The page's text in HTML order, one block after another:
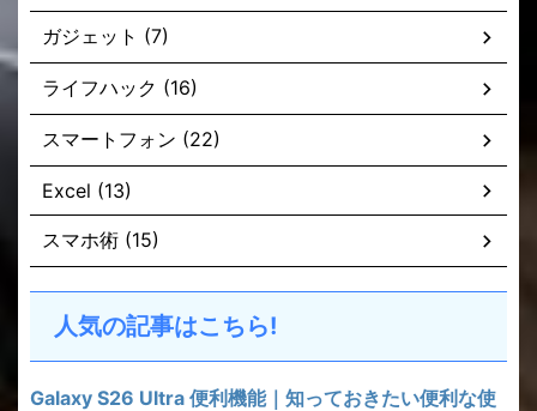
ガジェット (7)
ライフハック (16)
スマートフォン (22)
Excel (13)
スマホ術 (15)
人気の記事はこちら!
Galaxy S26 Ultra 便利機能｜知っておきたい便利な使